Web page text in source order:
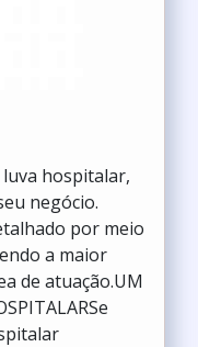
hospitalar,
negócio.
por meio
a maior
de atuação.UM